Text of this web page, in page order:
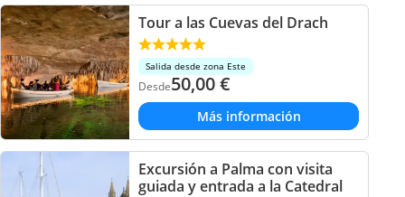
Tour a las Cuevas del Drach
Salida desde zona Este
Desde50,00€
Más información
Excursión a Palma con visita
guiada y entrada a la Catedral